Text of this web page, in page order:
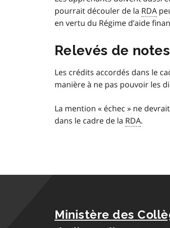
pourrait découler de la RDA
en vertu du Régime d’aide
Relevés de notes
Les crédits accordés dans le
manière à ne pas pouvoir les
La mention « échec » ne
dans le cadre de la RDA.
Ministère des